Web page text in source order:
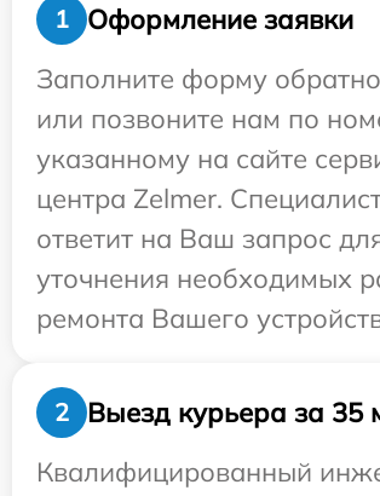
1
Оформление заявки
Заполните форму
или позвоните нам по
указанному на сайте
центра Zelmer.
ответит на Ваш запрос
уточнения необходимых
ремонта Вашего
2
Выезд курьера за 35
Квалифицированный